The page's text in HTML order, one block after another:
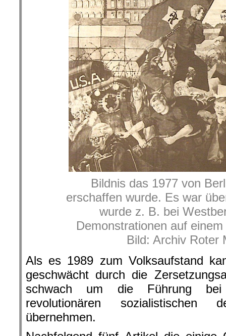
Bildnis das 1977 von
erschaffen wurde. Es war
wurde z. B. bei
Demonstrationen auf
Bild: Archiv Roter
Als es 1989 zum Volksaufstand
geschwächt durch die
schwach um die Führung
revolutionären sozialistischen
übernehmen.